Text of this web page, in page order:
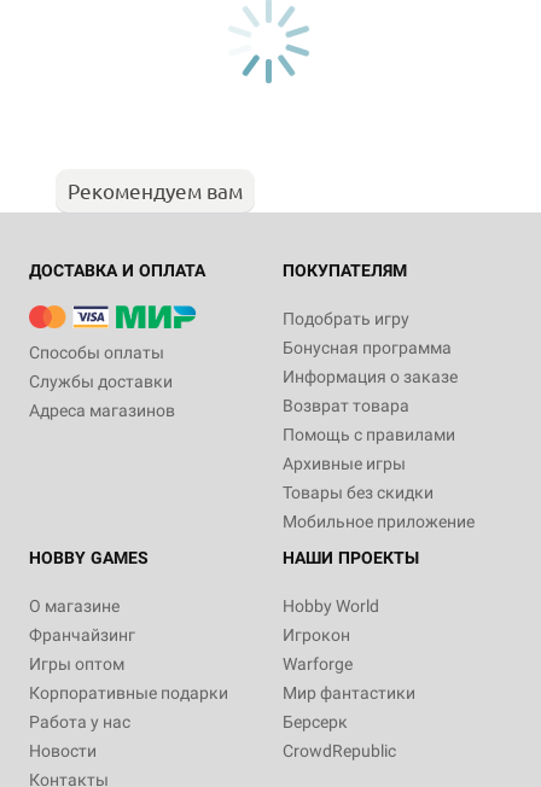
Рекомендуем вам
ДОСТАВКА И ОПЛАТА
Способы оплаты
Службы доставки
Адреса магазинов
ПОКУПАТЕЛЯМ
Подобрать игру
Бонусная программа
Информация о заказе
Возврат товара
Помощь с правилами
Архивные игры
Товары без скидки
Мобильное приложение
HOBBY GAMES
О магазине
Франчайзинг
Игры оптом
Корпоративные подарки
Работа у нас
Новости
Контакты
НАШИ ПРОЕКТЫ
Hobby World
Игрокон
Warforge
Мир фантастики
Берсерк
CrowdRepublic